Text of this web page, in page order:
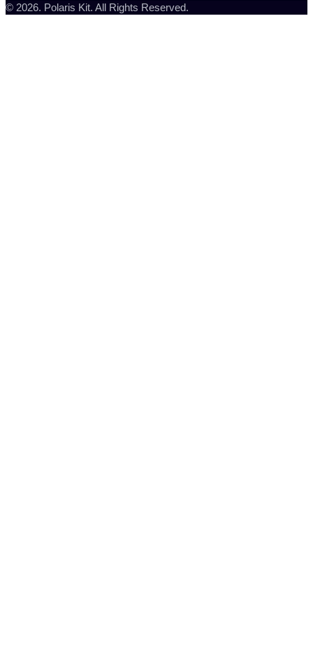
© 2026. Polaris Kit. All Rights Reserved.